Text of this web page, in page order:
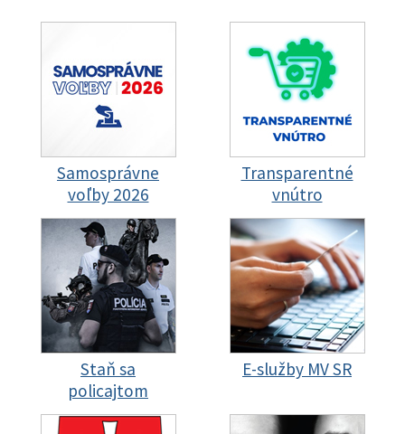
Samosprávne
voľby 2026
Transparentné
vnútro
Staň sa
policajtom
E-služby MV SR